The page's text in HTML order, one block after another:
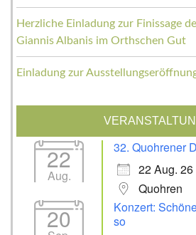
Herzliche Einladung zur Finissage
Giannis Albanis im Orthschen Gut
Einladung zur
22
Aug.
32. Quohrener
22 Aug. 26
Quohren
20
Konzert:
so